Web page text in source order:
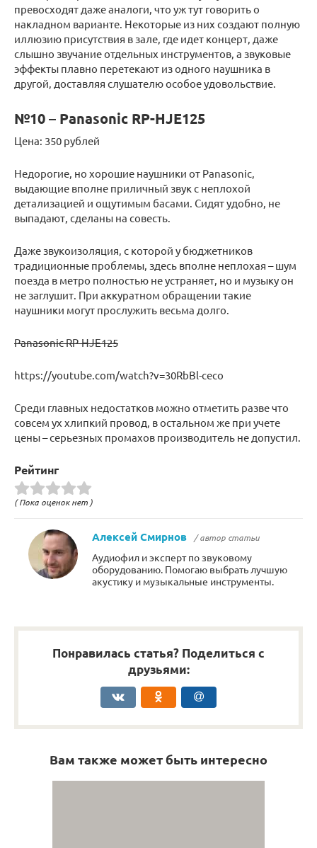
превосходят даже аналоги, что уж тут говорить о
накладном варианте. Некоторые из них создают полную
иллюзию присутствия в зале, где идет концерт, даже
слышно звучание отдельных инструментов, а звуковые
эффекты плавно перетекают из одного наушника в
другой, доставляя слушателю особое удовольствие.
№10 – Panasonic RP-HJE125
Цена: 350 рублей
Недорогие, но хорошие наушники от Panasonic,
выдающие вполне приличный звук с неплохой
детализацией и ощутимым басами. Сидят удобно, не
выпадают, сделаны на совесть.
Даже звукоизоляция, с которой у бюджетников
традиционные проблемы, здесь вполне неплохая – шум
поезда в метро полностью не устраняет, но и музыку он
не заглушит. При аккуратном обращении такие
наушники могут прослужить весьма долго.
Panasonic RP-HJE125
https://youtube.com/watch?v=30RbBl-ceco
Среди главных недостатков можно отметить разве что
совсем ух хлипкий провод, в остальном же при учете
цены – серьезных промахов производитель не допустил.
Рейтинг
( Пока оценок нет )
Алексей Смирнов / автор статьи
Аудиофил и эксперт по звуковому
оборудованию. Помогаю выбрать лучшую
акустику и музыкальные инструменты.
Понравилась статья? Поделиться с
друзьями:
Вам также может быть интересно